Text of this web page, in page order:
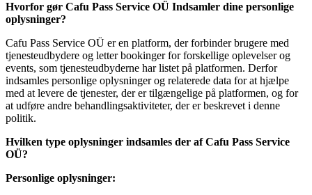
Hvorfor gør Cafu Pass Service OÜ Indsamler dine personlige
oplysninger?
Cafu Pass Service OÜ er en platform, der forbinder brugere med
tjenesteudbydere og letter bookinger for forskellige oplevelser og
events, som tjenesteudbyderne har listet på platformen. Derfor
indsamles personlige oplysninger og relaterede data for at hjælpe
med at levere de tjenester, der er tilgængelige på platformen, og for
at udføre andre behandlingsaktiviteter, der er beskrevet i denne
politik.
Hvilken type oplysninger indsamles der afCafu Pass Service
OÜ?
Personlige oplysninger: